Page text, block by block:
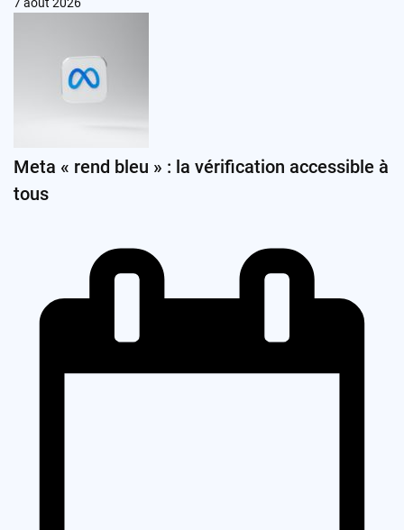
Meta « rend bleu » : la vérification accessible à
tous